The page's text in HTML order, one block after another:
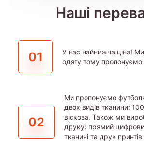
Наші
01
У нас найнижча ціна!
одягу тому пропонуємо
02
Ми пропонуємо
двох видів тканини:
віскоза. Також ми
друку: прямий
тканині та друк